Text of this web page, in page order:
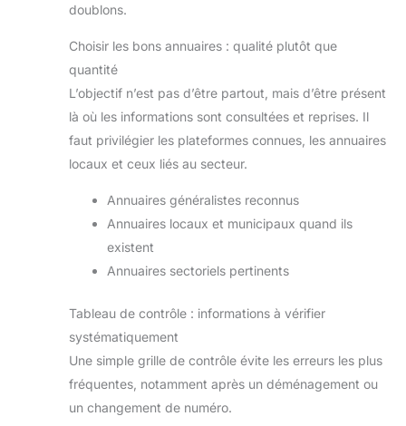
doublons.
Choisir les bons annuaires : qualité plutôt que
quantité
L’objectif n’est pas d’être partout, mais d’être présent
là où les informations sont consultées et reprises. Il
faut privilégier les plateformes connues, les annuaires
locaux et ceux liés au secteur.
Annuaires généralistes reconnus
Annuaires locaux et municipaux quand ils
existent
Annuaires sectoriels pertinents
Tableau de contrôle : informations à vérifier
systématiquement
Une simple grille de contrôle évite les erreurs les plus
fréquentes, notamment après un déménagement ou
un changement de numéro.